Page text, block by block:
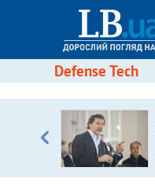
Defense Tech